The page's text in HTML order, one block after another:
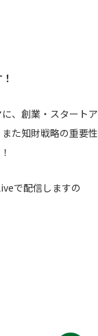
、創業・スタートア
た知財戦略の重要性
で配信しますの